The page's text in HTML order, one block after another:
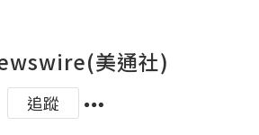
美通社)
追蹤